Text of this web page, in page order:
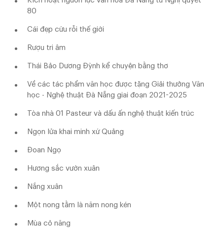
80
Cái đẹp cứu rỗi thế giới
Rượu tri âm
Thái Bảo Dương Đỳnh kể chuyện bằng thơ
Về các tác phẩm văn học được tặng Giải thưởng Văn
học - Nghệ thuật Đà Nẵng giai đoạn 2021-2025
Tòa nhà 01 Pasteur và dấu ấn nghệ thuật kiến trúc
Ngọn lửa khai minh xứ Quảng
Đoan Ngọ
Hương sắc vườn xuân
Nắng xuân
Một nong tằm là năm nong kén
Mùa cỏ năng